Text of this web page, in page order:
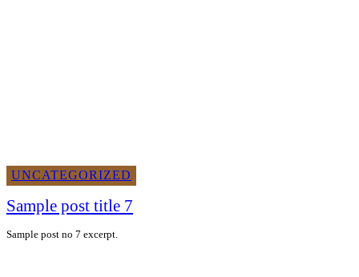
UNCATEGORIZED
Sample post title 7
Sample post no 7 excerpt.